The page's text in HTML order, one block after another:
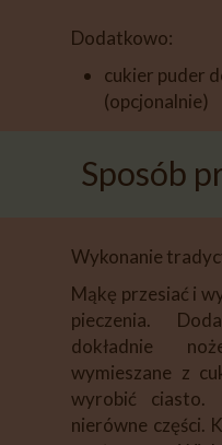
Dodatkowo:
cukier puder
(opcjonalnie)
Sposób
Wykonanie
Mąkę przesiać i
pieczenia.
dokładnie
wymieszane z
wyrobić ciasto.
nierówne części.